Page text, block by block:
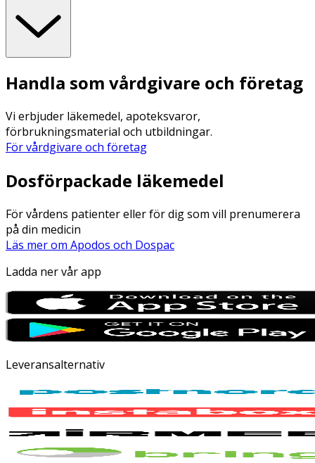
Handla som vårdgivare och företag
Vi erbjuder läkemedel, apoteksvaror,
förbrukningsmaterial och utbildningar.
För vårdgivare och företag
Dosförpackade läkemedel
För vårdens patienter eller för dig som vill prenumerera
på din medicin
Läs mer om Apodos och Dospac
Ladda ner vår app
Leveransalternativ